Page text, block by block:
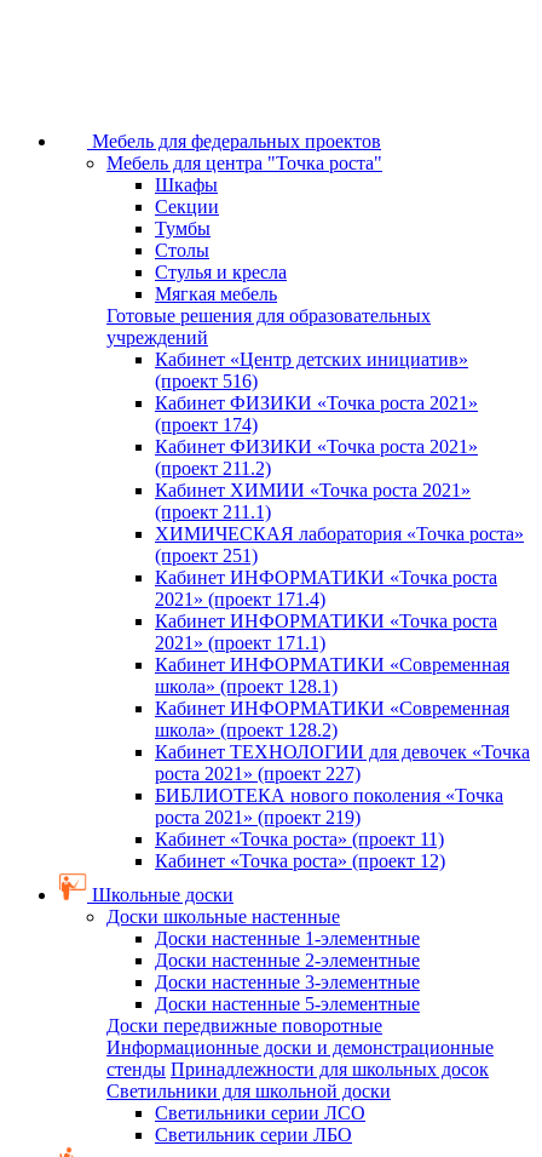
Мебель для федеральных проектов
Мебель для центра "Точка роста"
Шкафы
Секции
Тумбы
Столы
Стулья и кресла
Мягкая мебель
Готовые решения для образовательных
учреждений
Кабинет «Центр детских инициатив»
(проект 516)
Кабинет ФИЗИКИ «Точка роста 2021»
(проект 174)
Кабинет ФИЗИКИ «Точка роста 2021»
(проект 211.2)
Кабинет ХИМИИ «Точка роста 2021»
(проект 211.1)
ХИМИЧЕСКАЯ лаборатория «Точка роста»
(проект 251)
Кабинет ИНФОРМАТИКИ «Точка роста
2021» (проект 171.4)
Кабинет ИНФОРМАТИКИ «Точка роста
2021» (проект 171.1)
Кабинет ИНФОРМАТИКИ «Современная
школа» (проект 128.1)
Кабинет ИНФОРМАТИКИ «Современная
школа» (проект 128.2)
Кабинет ТЕХНОЛОГИИ для девочек «Точка
роста 2021» (проект 227)
БИБЛИОТЕКА нового поколения «Точка
роста 2021» (проект 219)
Кабинет «Точка роста» (проект 11)
Кабинет «Точка роста» (проект 12)
Школьные доски
Доски школьные настенные
Доски настенные 1-элементные
Доски настенные 2-элементные
Доски настенные 3-элементные
Доски настенные 5-элементные
Доски передвижные поворотные
Информационные доски и демонстрационные
стенды Принадлежности для школьных досок
Светильники для школьной доски
Светильники серии ЛСО
Светильник серии ЛБО